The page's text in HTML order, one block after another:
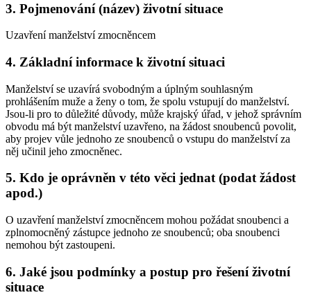
3. Pojmenování (název) životní situace
Uzavření manželství zmocněncem
4. Základní informace k životní situaci
Manželství se uzavírá svobodným a úplným souhlasným
prohlášením muže a ženy o tom, že spolu vstupují do manželství.
Jsou-li pro to důležité důvody, může krajský úřad, v jehož správním
obvodu má být manželství uzavřeno, na žádost snoubenců povolit,
aby projev vůle jednoho ze snoubenců o vstupu do manželství za
něj učinil jeho zmocněnec.
5. Kdo je oprávněn v této věci jednat (podat žádost
apod.)
O uzavření manželství zmocněncem mohou požádat snoubenci a
zplnomocněný zástupce jednoho ze snoubenců; oba snoubenci
nemohou být zastoupeni.
6. Jaké jsou podmínky a postup pro řešení životní
situace